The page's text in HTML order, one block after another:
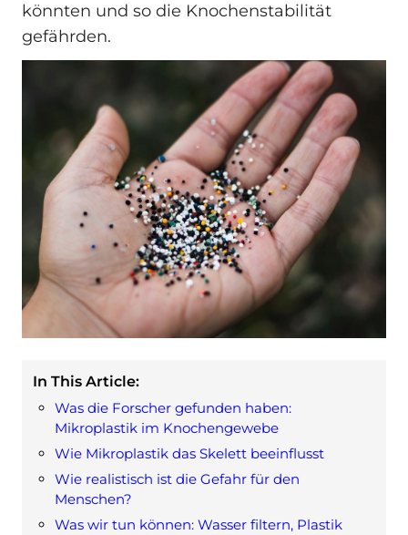
könnten und so die Knochenstabilität
gefährden.
In This Article:
Was die Forscher gefunden haben:
Mikroplastik im Knochengewebe
Wie Mikroplastik das Skelett beeinflusst
Wie realistisch ist die Gefahr für den
Menschen?
Was wir tun können: Wasser filtern, Plastik